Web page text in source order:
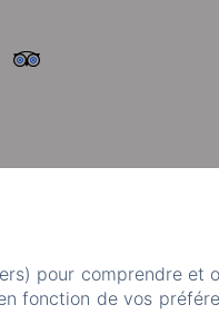
pour comprendre et
fonction de vos